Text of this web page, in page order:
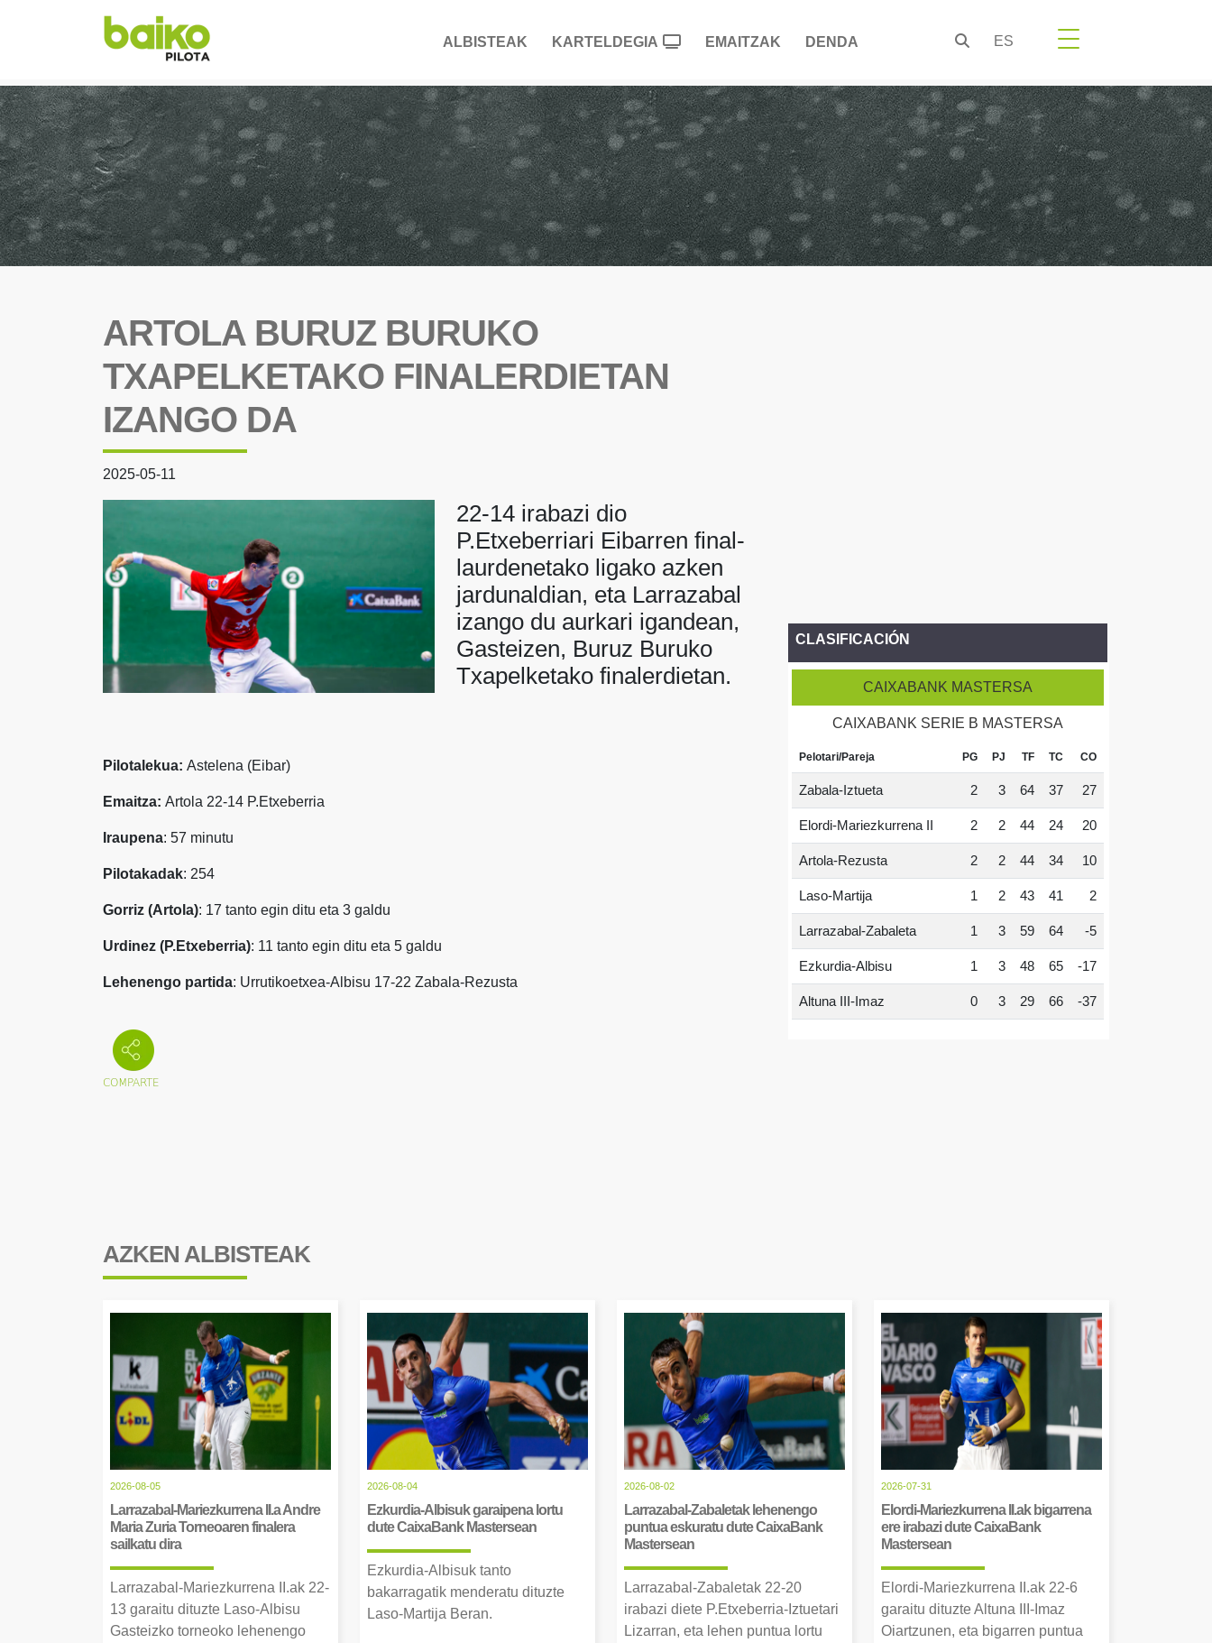
ALBISTEAK KARTELDEGIA EMAITZAK DENDA ES
ARTOLA BURUZ BURUKO
TXAPELKETAKO FINALERDIETAN
IZANGO DA
2025-05-11
22-14 irabazi dio
P.Etxeberriari Eibarren final-
laurdenetako ligako azken
jardunaldian, eta Larrazabal
izango du aurkari igandean,
Gasteizen, Buruz Buruko
Txapelketako finalerdietan.
Pilotalekua: Astelena (Eibar)
Emaitza: Artola 22-14 P.Etxeberria
Iraupena: 57 minutu
Pilotakadak: 254
Gorriz (Artola): 17 tanto egin ditu eta 3 galdu
Urdinez (P.Etxeberria): 11 tanto egin ditu eta 5 galdu
Lehenengo partida: Urrutikoetxea-Albisu 17-22 Zabala-Rezusta
CLASIFICACIÓN
CAIXABANK MASTERSA
CAIXABANK SERIE B MASTERSA
Pelotari/Pareja PG PJ TF TC CO
Zabala-Iztueta 2 3 64 37 27
Elordi-Mariezkurrena II 2 2 44 24 20
Artola-Rezusta 2 2 44 34 10
Laso-Martija 1 2 43 41 2
Larrazabal-Zabaleta 1 3 59 64 -5
Ezkurdia-Albisu 1 3 48 65 -17
Altuna III-Imaz 0 3 29 66 -37
AZKEN ALBISTEAK
2026-08-05
Larrazabal-Mariezkurrena II.a Andre
Maria Zuria Torneoaren finalera
sailkatu dira
Larrazabal-Mariezkurrena II.ak 22-
13 garaitu dituzte Laso-Albisu
Gasteizko torneoko lehenengo
2026-08-04
Ezkurdia-Albisuk garaipena lortu
dute CaixaBank Mastersean
Ezkurdia-Albisuk tanto
bakarragatik menderatu dituzte
Laso-Martija Beran.
2026-08-02
Larrazabal-Zabaletak lehenengo
puntua eskuratu dute CaixaBank
Mastersean
Larrazabal-Zabaletak 22-20
irabazi diete P.Etxeberria-Iztuetari
Lizarran, eta lehen puntua lortu
2026-07-31
Elordi-Mariezkurrena II.ak bigarrena
ere irabazi dute CaixaBank
Mastersean
Elordi-Mariezkurrena II.ak 22-6
garaitu dituzte Altuna III-Imaz
Oiartzunen, eta bigarren puntua